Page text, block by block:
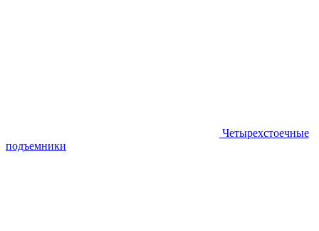
Четырехстоечные
подъемники